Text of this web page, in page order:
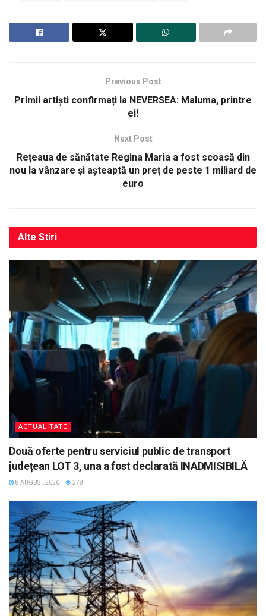
Previous Post
Primii artiști confirmați la NEVERSEA: Maluma, printre
ei!
Next Post
Rețeaua de sănătate Regina Maria a fost scoasă din
nou la vânzare și așteaptă un preț de peste 1 miliard de
euro
Alte Stiri
ACTUALITATE
Două oferte pentru serviciul public de transport
județean LOT 3, una a fost declarată INADMISIBILĂ
8 AUGUST, 2026 278